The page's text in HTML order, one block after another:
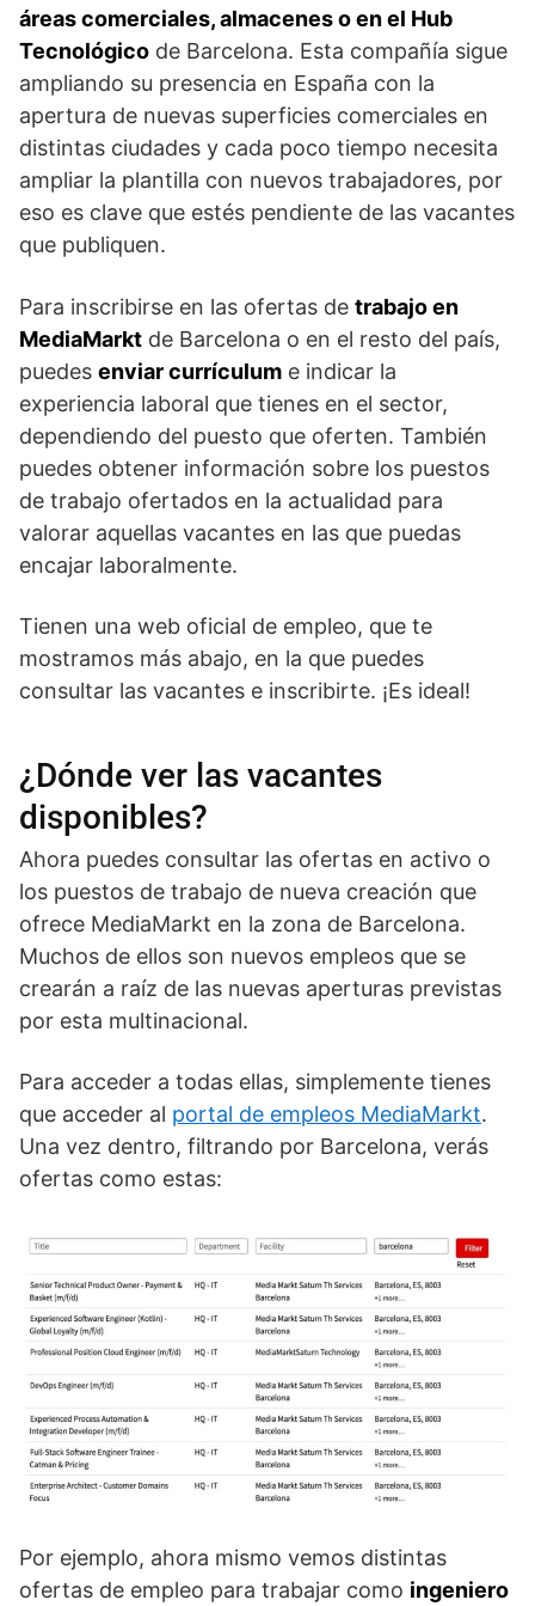
áreas comerciales, almacenes o en el Hub
Tecnológico de Barcelona. Esta compañía sigue
ampliando su presencia en España con la
apertura de nuevas superficies comerciales en
distintas ciudades y cada poco tiempo necesita
ampliar la plantilla con nuevos trabajadores, por
eso es clave que estés pendiente de las vacantes
que publiquen.
Para inscribirse en las ofertas de trabajo en
MediaMarkt de Barcelona o en el resto del país,
puedes enviar currículum e indicar la
experiencia laboral que tienes en el sector,
dependiendo del puesto que oferten. También
puedes obtener información sobre los puestos
de trabajo ofertados en la actualidad para
valorar aquellas vacantes en las que puedas
encajar laboralmente.
Tienen una web oficial de empleo, que te
mostramos más abajo, en la que puedes
consultar las vacantes e inscribirte. ¡Es ideal!
¿Dónde ver las vacantes
disponibles?
Ahora puedes consultar las ofertas en activo o
los puestos de trabajo de nueva creación que
ofrece MediaMarkt en la zona de Barcelona.
Muchos de ellos son nuevos empleos que se
crearán a raíz de las nuevas aperturas previstas
por esta multinacional.
Para acceder a todas ellas, simplemente tienes
que acceder al portal de empleos MediaMarkt.
Una vez dentro, filtrando por Barcelona, verás
ofertas como estas:
Por ejemplo, ahora mismo vemos distintas
ofertas de empleo para trabajar como ingeniero